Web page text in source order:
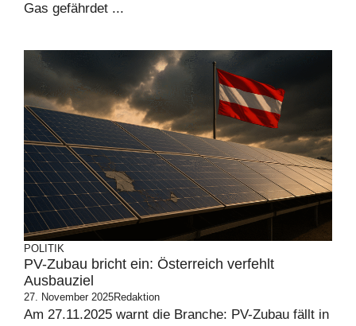
Gas gefährdet ...
POLITIK
PV-Zubau bricht ein: Österreich verfehlt
Ausbauziel
27. November 2025Redaktion
Am 27.11.2025 warnt die Branche: PV-Zubau fällt in